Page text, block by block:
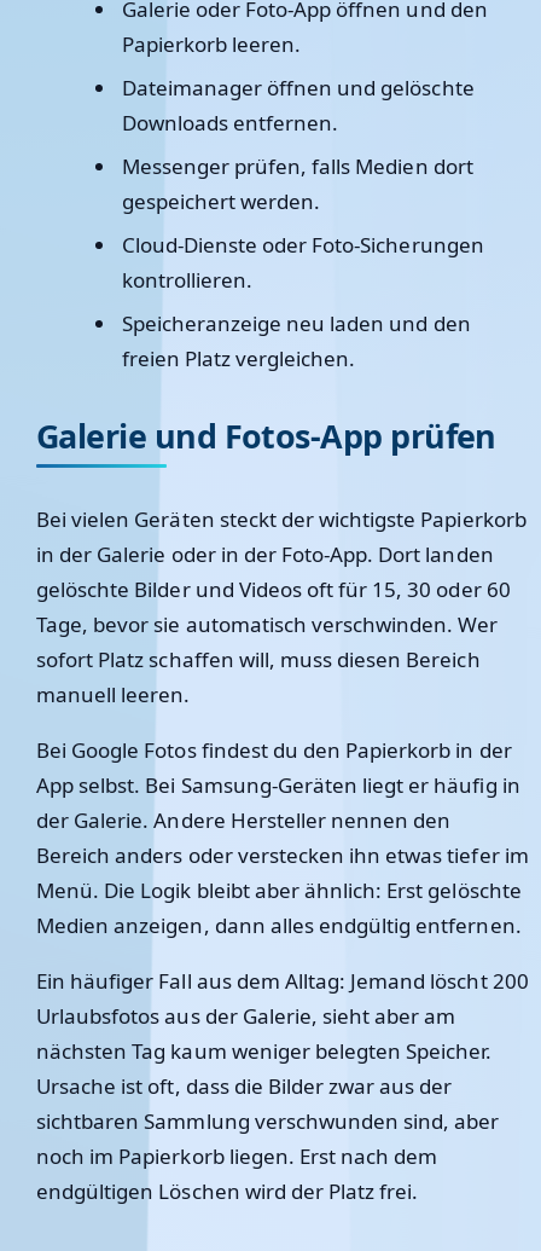
Galerie oder Foto-App öffnen und den
Papierkorb leeren.
Dateimanager öffnen und gelöschte
Downloads entfernen.
Messenger prüfen, falls Medien dort
gespeichert werden.
Cloud-Dienste oder Foto-Sicherungen
kontrollieren.
Speicheranzeige neu laden und den
freien Platz vergleichen.
Galerie und Fotos-App prüfen
Bei vielen Geräten steckt der wichtigste Papierkorb
in der Galerie oder in der Foto-App. Dort landen
gelöschte Bilder und Videos oft für 15, 30 oder 60
Tage, bevor sie automatisch verschwinden. Wer
sofort Platz schaffen will, muss diesen Bereich
manuell leeren.
Bei Google Fotos findest du den Papierkorb in der
App selbst. Bei Samsung-Geräten liegt er häufig in
der Galerie. Andere Hersteller nennen den
Bereich anders oder verstecken ihn etwas tiefer im
Menü. Die Logik bleibt aber ähnlich: Erst gelöschte
Medien anzeigen, dann alles endgültig entfernen.
Ein häufiger Fall aus dem Alltag: Jemand löscht 200
Urlaubsfotos aus der Galerie, sieht aber am
nächsten Tag kaum weniger belegten Speicher.
Ursache ist oft, dass die Bilder zwar aus der
sichtbaren Sammlung verschwunden sind, aber
noch im Papierkorb liegen. Erst nach dem
endgültigen Löschen wird der Platz frei.